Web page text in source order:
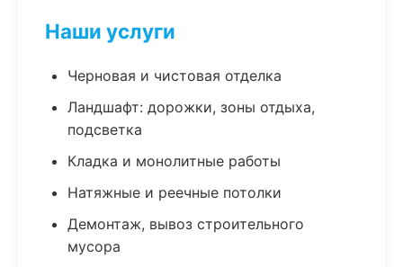
Наши услуги
Черновая и чистовая отделка
Ландшафт: дорожки, зоны отдыха,
подсветка
Кладка и монолитные работы
Натяжные и реечные потолки
Демонтаж, вывоз строительного
мусора